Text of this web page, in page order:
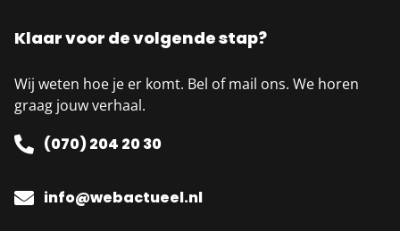
Klaar voor de volgende stap?
Wij weten hoe je er komt. Bel of mail ons. We horen
graag jouw verhaal.
(070) 204 20 30
info@webactueel.nl